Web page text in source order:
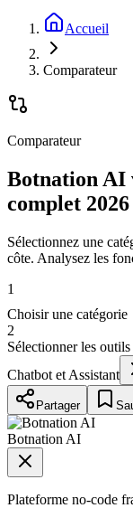
Accueil
Comparateur
Comparateur
Botnation
complet 2026
Sélectionnez une
côte. Analysez les
1
Choisir une catégorie
2
Sélectionner les outils
Chatbot et Assistant
Partager
Botnation AI
Plateforme no-code